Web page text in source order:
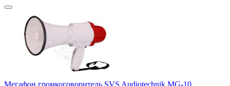
Мегафон громкоговоритель SVS Audiotechnik MG-10